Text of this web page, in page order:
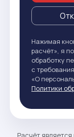
Нажимая
расчёт», я
обработку
с
«О
Политики